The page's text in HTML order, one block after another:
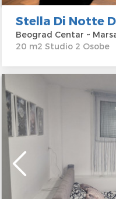
Stella Di Notte
Beograd Centar ~
20 m2 Studio 2 Osobe
Studio Apartman
Studio apartman,
boravak dve odrasle
Beograd
Lokacija:
Zvezdara
Adresa: Kovačeva